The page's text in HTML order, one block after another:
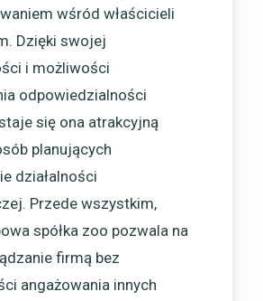
wśród właścicieli
Dzięki swojej
i możliwości
odpowiedzialności
się ona atrakcyjną
planujących
działalności
Przede wszystkim,
spółka zoo pozwala na
firmą bez
angażowania innych